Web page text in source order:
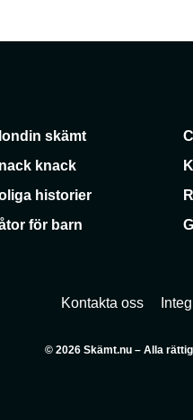
skämt
knack
historier
för barn
Kontakta oss
© 2026 Skämt.nu – Alla